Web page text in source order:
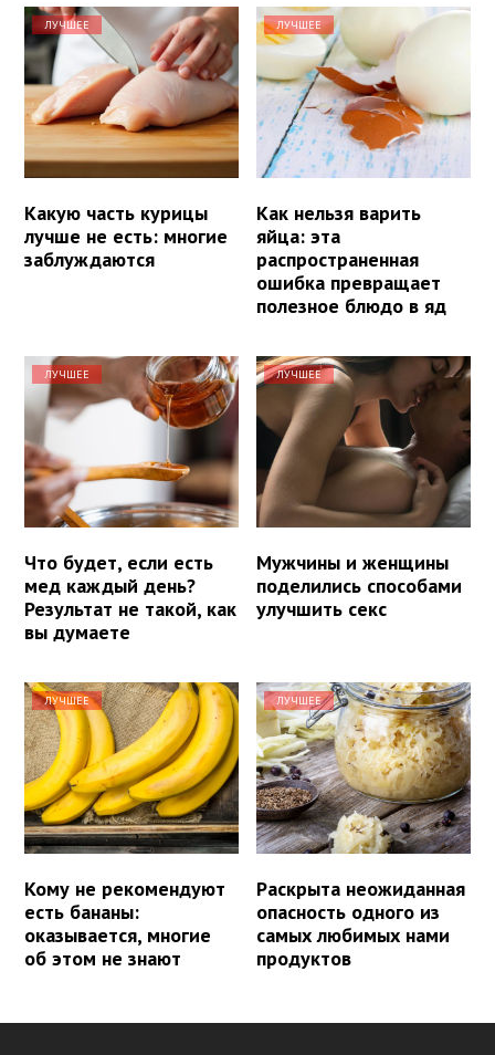
ЛУЧШЕЕ
Какую часть курицы
лучше не есть: многие
заблуждаются
ЛУЧШЕЕ
Как нельзя варить
яйца: эта
распространенная
ошибка превращает
полезное блюдо в яд
ЛУЧШЕЕ
Что будет, если есть
мед каждый день?
Результат не такой, как
вы думаете
ЛУЧШЕЕ
Мужчины и женщины
поделились способами
улучшить секс
ЛУЧШЕЕ
Кому не рекомендуют
есть бананы:
оказывается, многие
об этом не знают
ЛУЧШЕЕ
Раскрыта неожиданная
опасность одного из
самых любимых нами
продуктов